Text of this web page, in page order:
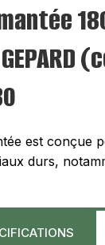
est conçue
durs,